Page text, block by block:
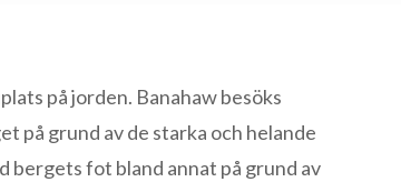
på jorden. Banahaw besöks
på grund av de starka och helande
bergets fot bland annat på grund av